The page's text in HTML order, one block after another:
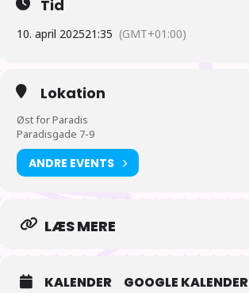
Vi ses i Paradis!
Tid
10. april 202521:35 (GMT+01:00)
Lokation
Øst for Paradis
Paradisgade 7-9
ANDRE EVENTS
LÆS MERE
KALENDER GOOGLE KALENDER